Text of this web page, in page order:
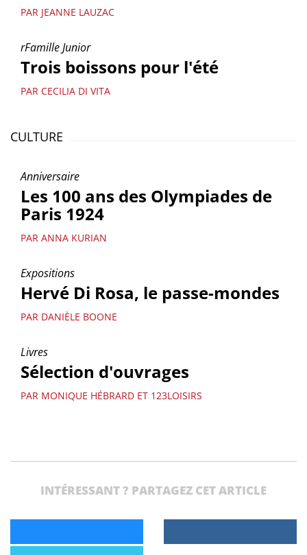
PAR JEANNE LAUZAC
rFamille Junior
Trois boissons pour l'été
PAR CECILIA DI VITA
CULTURE
Anniversaire
Les 100 ans des Olympiades de
Paris 1924
PAR ANNA KURIAN
Expositions
Hervé Di Rosa, le passe-mondes
PAR DANIÈLE BOONE
Livres
Sélection d'ouvrages
PAR MONIQUE HÉBRARD ET 123LOISIRS
INTÉRESSANT ? PARTAGEZ CET ARTICLE